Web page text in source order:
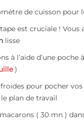
de cuisson pour
est cruciale !
lisse
à l’aide d’une
)
pour pocher
plan de travail
( 30 mn )